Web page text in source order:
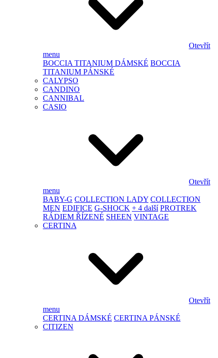
Otevřít
menu
BOCCIA TITANIUM DÁMSKÉ BOCCIA
TITANIUM PÁNSKÉ
CALYPSO
CANDINO
CANNIBAL
CASIO
Otevřít
menu
BABY-G COLLECTION LADY COLLECTION
MEN EDIFICE G-SHOCK + 4 další PROTREK
RÁDIEM ŘÍZENÉ SHEEN VINTAGE
CERTINA
Otevřít
menu
CERTINA DÁMSKÉ CERTINA PÁNSKÉ
CITIZEN